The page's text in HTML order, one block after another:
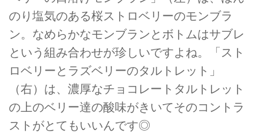
のり塩気のある桜ストロベリーのモンブラ
ン。なめらかなモンブランとボトムはサブレ
という組み合わせが珍しいですよね。「スト
ロベリーとラズベリーのタルトレット」
（右）は、濃厚なチョコレートタルトレット
の上のベリー達の酸味がきいてそのコントラ
ストがとてもいいんです◎